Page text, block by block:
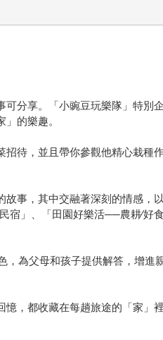
分享。「小豌豆玩樂隊」特別
的樂趣。
待，並且帶你參觀他精心栽種
事，其中交融著深刻的情感，
」、「田園好樂活──農耕∕好
為父母和孩子提供解答，增
，都收藏在每趟旅途的「家」裡